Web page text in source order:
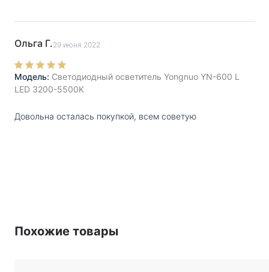
Ольга Г.29 июня 2022
Модель: Светодиодный осветитель Yongnuo YN-600 L
LED 3200-5500K
Довольна осталась покупкой, всем советую
Похожие товары